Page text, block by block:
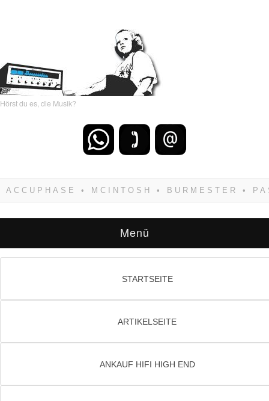
Hörst du es, die Musik?
zwangsläufig siegen! Und noch was: Hifi
Menü
STARTSEITE
ARTIKELSEITE
ANKAUF HIFI HIGH END